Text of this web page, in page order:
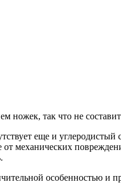
ножек, так что не
еще и углеродистый
механических
особенностью и